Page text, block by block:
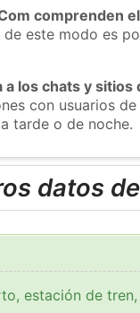
comprenden
de este modo es
a los chats y
con usuarios
tarde o de noche.
datos
estación de